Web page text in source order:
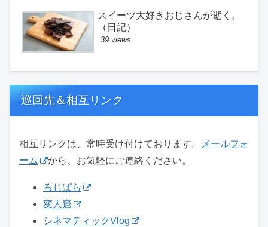
スイーツ大好きおじさんが逝く。
（日記）
39 views
巡回先＆相互リンク
相互リンクは、常時受け付けております。
メールフォ
ーム
から、お気軽にご連絡ください。
ろじぱら
変人窟
シネマティックVlog